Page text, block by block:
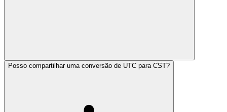
Posso compartilhar uma conversão de UTC para CST?